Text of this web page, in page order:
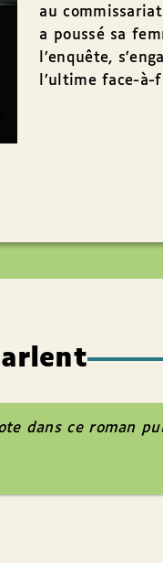
au
a poussé sa
l’enquête,
l’ultime face-à-
dans ce roman